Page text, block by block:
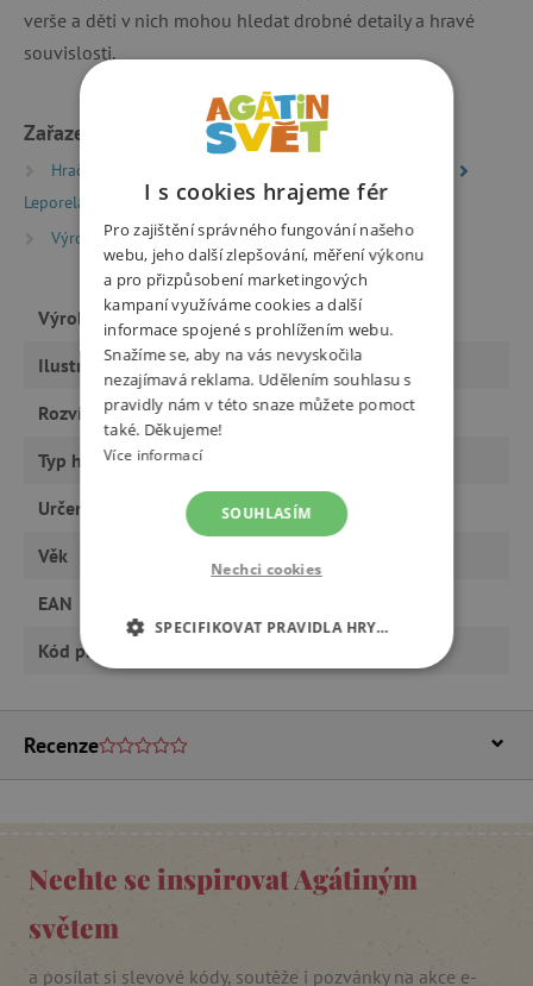
verše a děti v nich mohou hledat drobné detaily a hravé
souvislosti.
Zařazeno v kategoriích
Hračky dle typu
Leporela
Výrobci
Albatros
Výrobce Albatros
Ilustrátor Olga Ptáčková
Rozvíjí řeč
Typ hračky
Určeno pro holku, kluka
Věk
EAN
Kód produktu
Recenze
Nechte se inspirovat Agátiným
světem
a posílat si slevové kódy, soutěže i pozvánky na akce e-
I s cookies hrajeme fér
Pro zajištění správného fungování našeho
webu, jeho další zlepšování, měření výkonu
a pro přizpůsobení marketingových
kampaní využíváme cookies a další
informace spojené s prohlížením webu.
Snažíme se, aby na vás nevyskočila
nezajímavá reklama. Udělením souhlasu s
pravidly nám v této snaze můžete pomoct
také. Děkujeme!
Více informací
SOUHLASÍM
Nechci cookies
SPECIFIKOVAT PRAVIDLA HRY…
NEZBYTNĚ NUTNÉ COOKIES
ANALYTICKÉ COOKIES